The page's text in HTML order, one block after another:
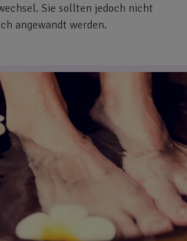
Sie sollten jedoch nicht
angewandt werden.